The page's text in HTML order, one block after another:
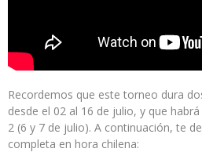
Recordemos que este torneo dura
desde el 02 al 16 de julio, y que
2 (6 y 7 de julio). A continuación, te
completa en hora chilena: